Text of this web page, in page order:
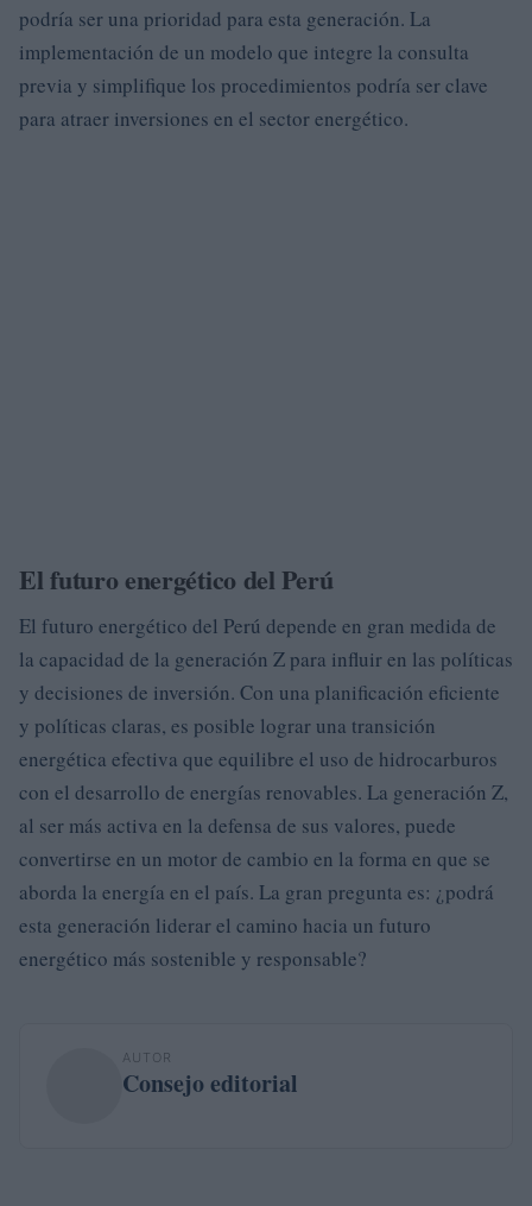
podría ser una prioridad para esta generación. La
implementación de un modelo que integre la consulta
previa y simplifique los procedimientos podría ser clave
para atraer inversiones en el sector energético.
El futuro energético del Perú
El futuro energético del Perú depende en gran medida de
la capacidad de la generación Z para influir en las políticas
y decisiones de inversión. Con una planificación eficiente
y políticas claras, es posible lograr una transición
energética efectiva que equilibre el uso de hidrocarburos
con el desarrollo de energías renovables. La generación Z,
al ser más activa en la defensa de sus valores, puede
convertirse en un motor de cambio en la forma en que se
aborda la energía en el país. La gran pregunta es: ¿podrá
esta generación liderar el camino hacia un futuro
energético más sostenible y responsable?
AUTOR
Consejo editorial